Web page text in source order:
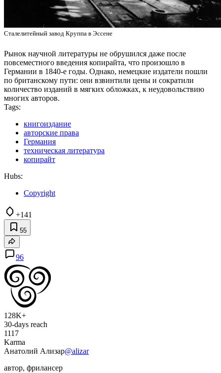
Сталелитейный завод Круппа в Эссене
Рынок научной литературы не обрушился даже после
повсеместного введения копирайта, что произошло в
Германии в 1840-е годы. Однако, немецкие издатели пошли
по британскому пути: они взвинтили цены и сократили
количество изданий в мягких обложках, к неудовольствию
многих авторов.
Tags:
книгоиздание
авторские права
Германия
техническая литература
копирайт
Hubs:
Copyright
+141
55
96
128K+
30-days reach
1117
Karma
Анатолий Ализар@alizar
автор, фрилансер